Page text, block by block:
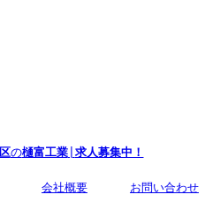
の樋富工業| 求人募集中！
会社概要 お問い合わせ